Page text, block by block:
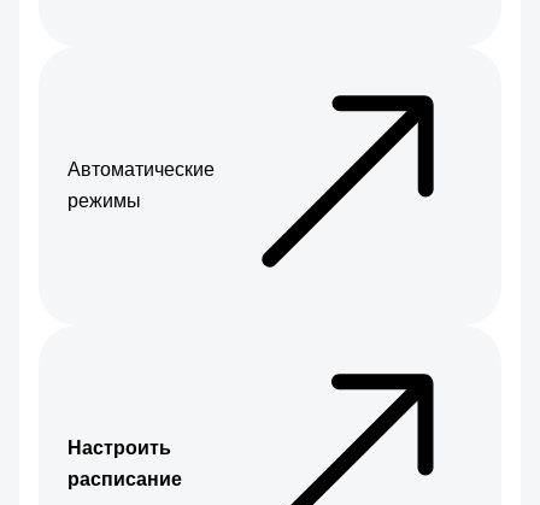
Автоматические
режимы
Настроить
расписание